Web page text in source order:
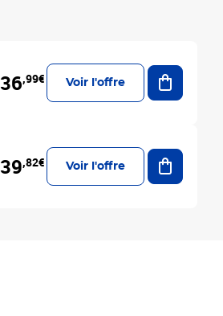
36,99€ Voir l'offre
Ajouter
39,82€ Voir l'offre
Ajouter